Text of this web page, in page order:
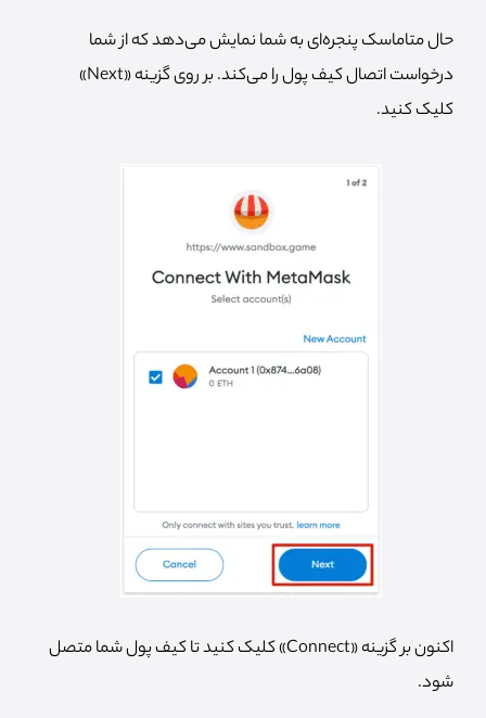
حال متاماسک پنجره‌ای به شما نمایش می‌دهد که از شما
درخواست اتصال کیف پول را می‌کند. بر روی گزینه «Next»
کلیک کنید.
اکنون بر گزینه «Connect» کلیک کنید تا کیف پول شما متصل
شود.